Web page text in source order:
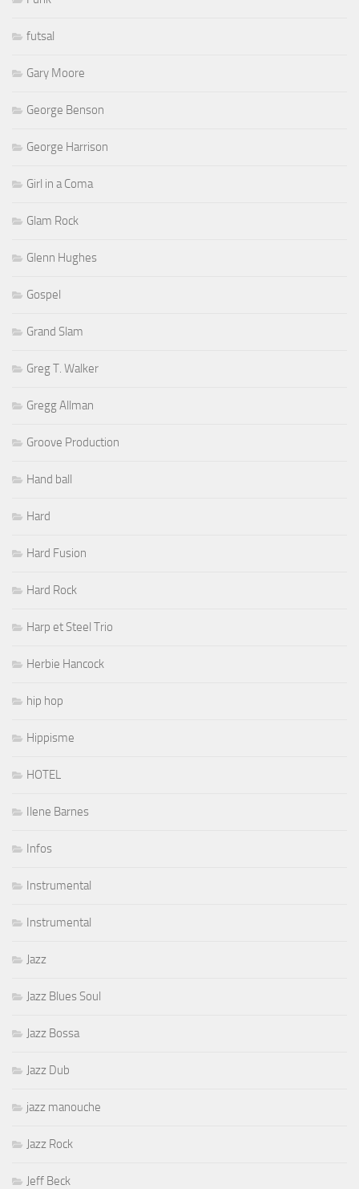
futsal
Gary Moore
George Benson
George Harrison
Girl in a Coma
Glam Rock
Glenn Hughes
Gospel
Grand Slam
Greg T. Walker
Gregg Allman
Groove Production
Hand ball
Hard
Hard Fusion
Hard Rock
Harp et Steel Trio
Herbie Hancock
hip hop
Hippisme
HOTEL
Ilene Barnes
Infos
Instrumental
Instrumental
Jazz
Jazz Blues Soul
Jazz Bossa
Jazz Dub
jazz manouche
Jazz Rock
Jeff Beck